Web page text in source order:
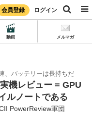
会員登録 ログイン
動画 メルマガ
、バッテリーは長持ちだ
機レビュー = GPU
ルノートである
PowerReview軍団